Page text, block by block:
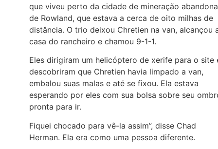
que viveu perto da cidade de mineração
de Rowland, que estava a cerca de oito milhas de
distância. O trio deixou Chretien na van, alcançou
casa do rancheiro e chamou 9-1-1.
Eles dirigiram um helicóptero de xerife para o site
descobriram que Chretien havia limpado a van,
embalou suas malas e até se fixou. Ela estava
esperando por eles com sua bolsa sobre seu
pronta para ir.
Fiquei chocado para vê-la assim”, disse Chad
Herman. Ela era como uma pessoa diferente.